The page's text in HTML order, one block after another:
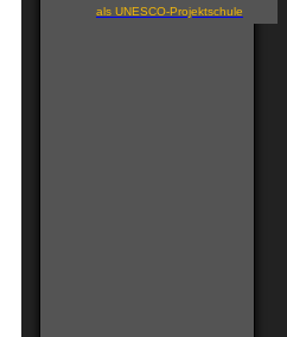
als UNESCO-Projektschule